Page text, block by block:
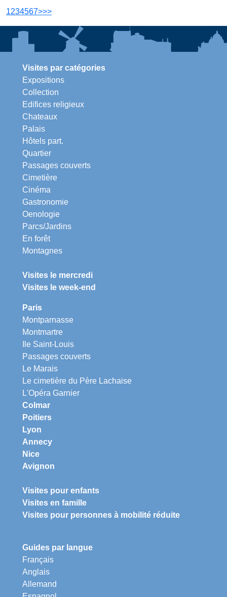
1234567>>>
Visites par catégories
Expositions
Collection
Edifices religieux
Chateaux
Palais
Hôtels part.
Quartier
Passages couverts
Cimetière
Cinéma
Gastronomie
Oenologie
Parcs/Jardins
En forêt
Montagnes
Visites le mercredi
Visites le week-end
Paris
Montparnasse
Montmartre
Ile Saint-Louis
Passages couverts
Le Marais
Le cimetière du Père Lachaise
L'Opéra Garnier
Colmar
Poitiers
Lyon
Annecy
Nice
Avignon
Visites pour enfants
Visites en famille
Visites pour personnes à mobilité réduite
Guides par langue
Français
Anglais
Allemand